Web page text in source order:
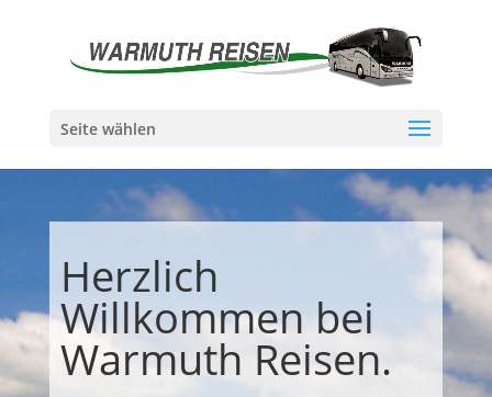
Seite wählen
Herzlich
Willkommen bei
Warmuth Reisen.